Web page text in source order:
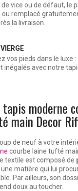
de vice ou de défaut, le
ou remplacé
la livraison.
vos pieds dans le luxe
inégalés avec notre
moderne
main Decor
de neuf à votre
courbe laine tufté
textile est composé de
une matière qui lui
Par ailleurs, son
doux au toucher.